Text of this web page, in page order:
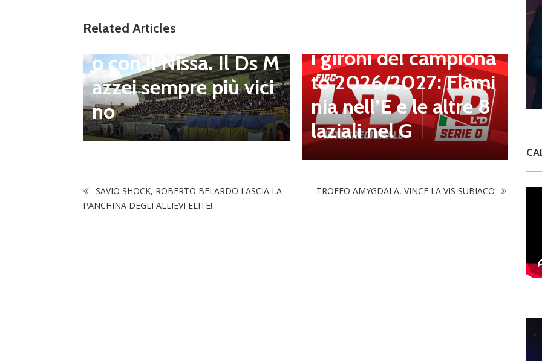
Related Articles
Balla accende il duell
o con il Nissa. Il Ds M
azzei sempre più vici
no
i gironi del campiona
to 2026/2027: Flami
nia nell’E e le altre 8
laziali nel G
SAVIO SHOCK, ROBERTO BELARDO LASCIA LA
PANCHINA DEGLI ALLIEVI ELITE!
TROFEO AMYGDALA, VINCE LA VIS SUBIACO